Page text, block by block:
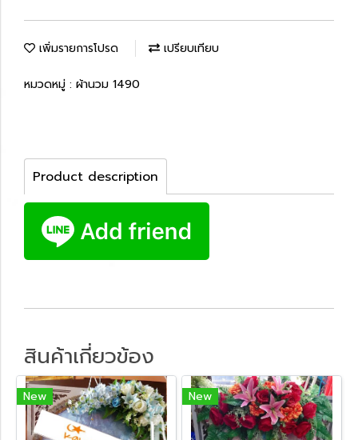
เพิ่มรายการโปรด เปรียบเทียบ
หมวดหมู่ : ผ้านวม 1490
Product description
สินค้าเกี่ยวข้อง
New New